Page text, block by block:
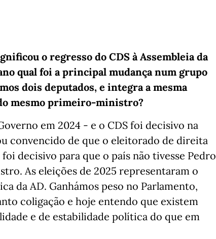
o regresso do CDS à Assembleia da
qual foi a principal mudança num grupo
dois deputados, e integra a mesma
mesmo primeiro-ministro?
em 2024 - e o CDS foi decisivo na
convencido de que o eleitorado de direita
decisivo para que o país não tivesse Pedro
As eleições de 2025 representaram o
da AD. Ganhámos peso no Parlamento,
coligação e hoje entendo que existem
e de estabilidade política do que em